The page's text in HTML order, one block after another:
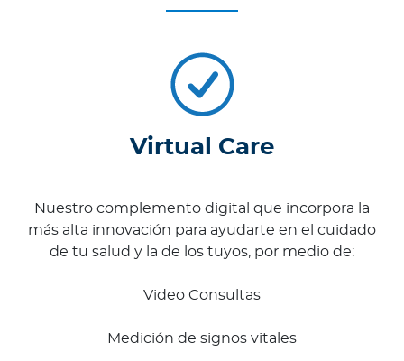
Virtual Care
Nuestro complemento digital que incorpora la
más alta innovación para ayudarte en el cuidado
de tu salud y la de los tuyos, por medio de:
Video Consultas
Medición de signos vitales